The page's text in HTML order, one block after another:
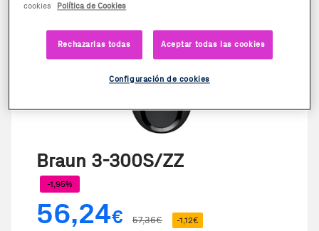
Braun 3-300S/ZZ
-1,95%
56,24€ 57,36€ -1,12€
cookies
Política de Cookies
Rechazarlas todas Aceptar todas las cookies
Configuración de cookies